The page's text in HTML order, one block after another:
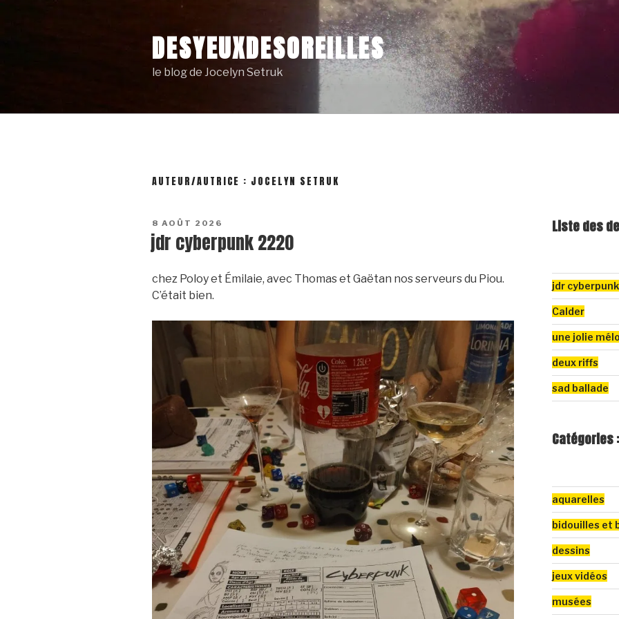
DESYEUXDESOREILLES
le blog de Jocelyn Setruk
AUTEUR/AUTRICE : JOCELYN SETRUK
POSTED
ON
8 AOÛT 2026
jdr cyberpunk 2220
chez Poloy et Émilaie, avec Thomas et Gaëtan nos serveurs du Piou.
C’était bien.
Liste des
jdr
Calder
une jolie
deux riffs
sad ballade
Catégories :
aquarelles
bidouilles et
dessins
jeux vidéos
musées